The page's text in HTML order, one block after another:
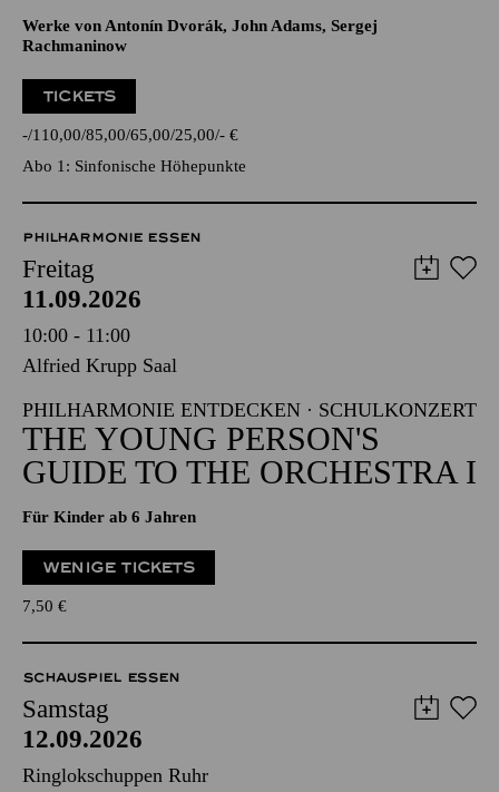
Werke von Antonín Dvorák, John Adams, Sergej
Rachmaninow
TICKETS
- 110,00 85,00 65,00 25,00 - €
Abo 1: Sinfonische Höhepunkte
PHILHARMONIE ESSEN
Freitag
11.09.2026
10:00 - 11:00
Alfried Krupp Saal
PHILHARMONIE ENTDECKEN · SCHULKONZERT
THE YOUNG PERSON'S
GUIDE TO THE ORCHESTRA I
Für Kinder ab 6 Jahren
WENIGE TICKETS
7,50 €
SCHAUSPIEL ESSEN
Samstag
12.09.2026
Ringlokschuppen Ruhr